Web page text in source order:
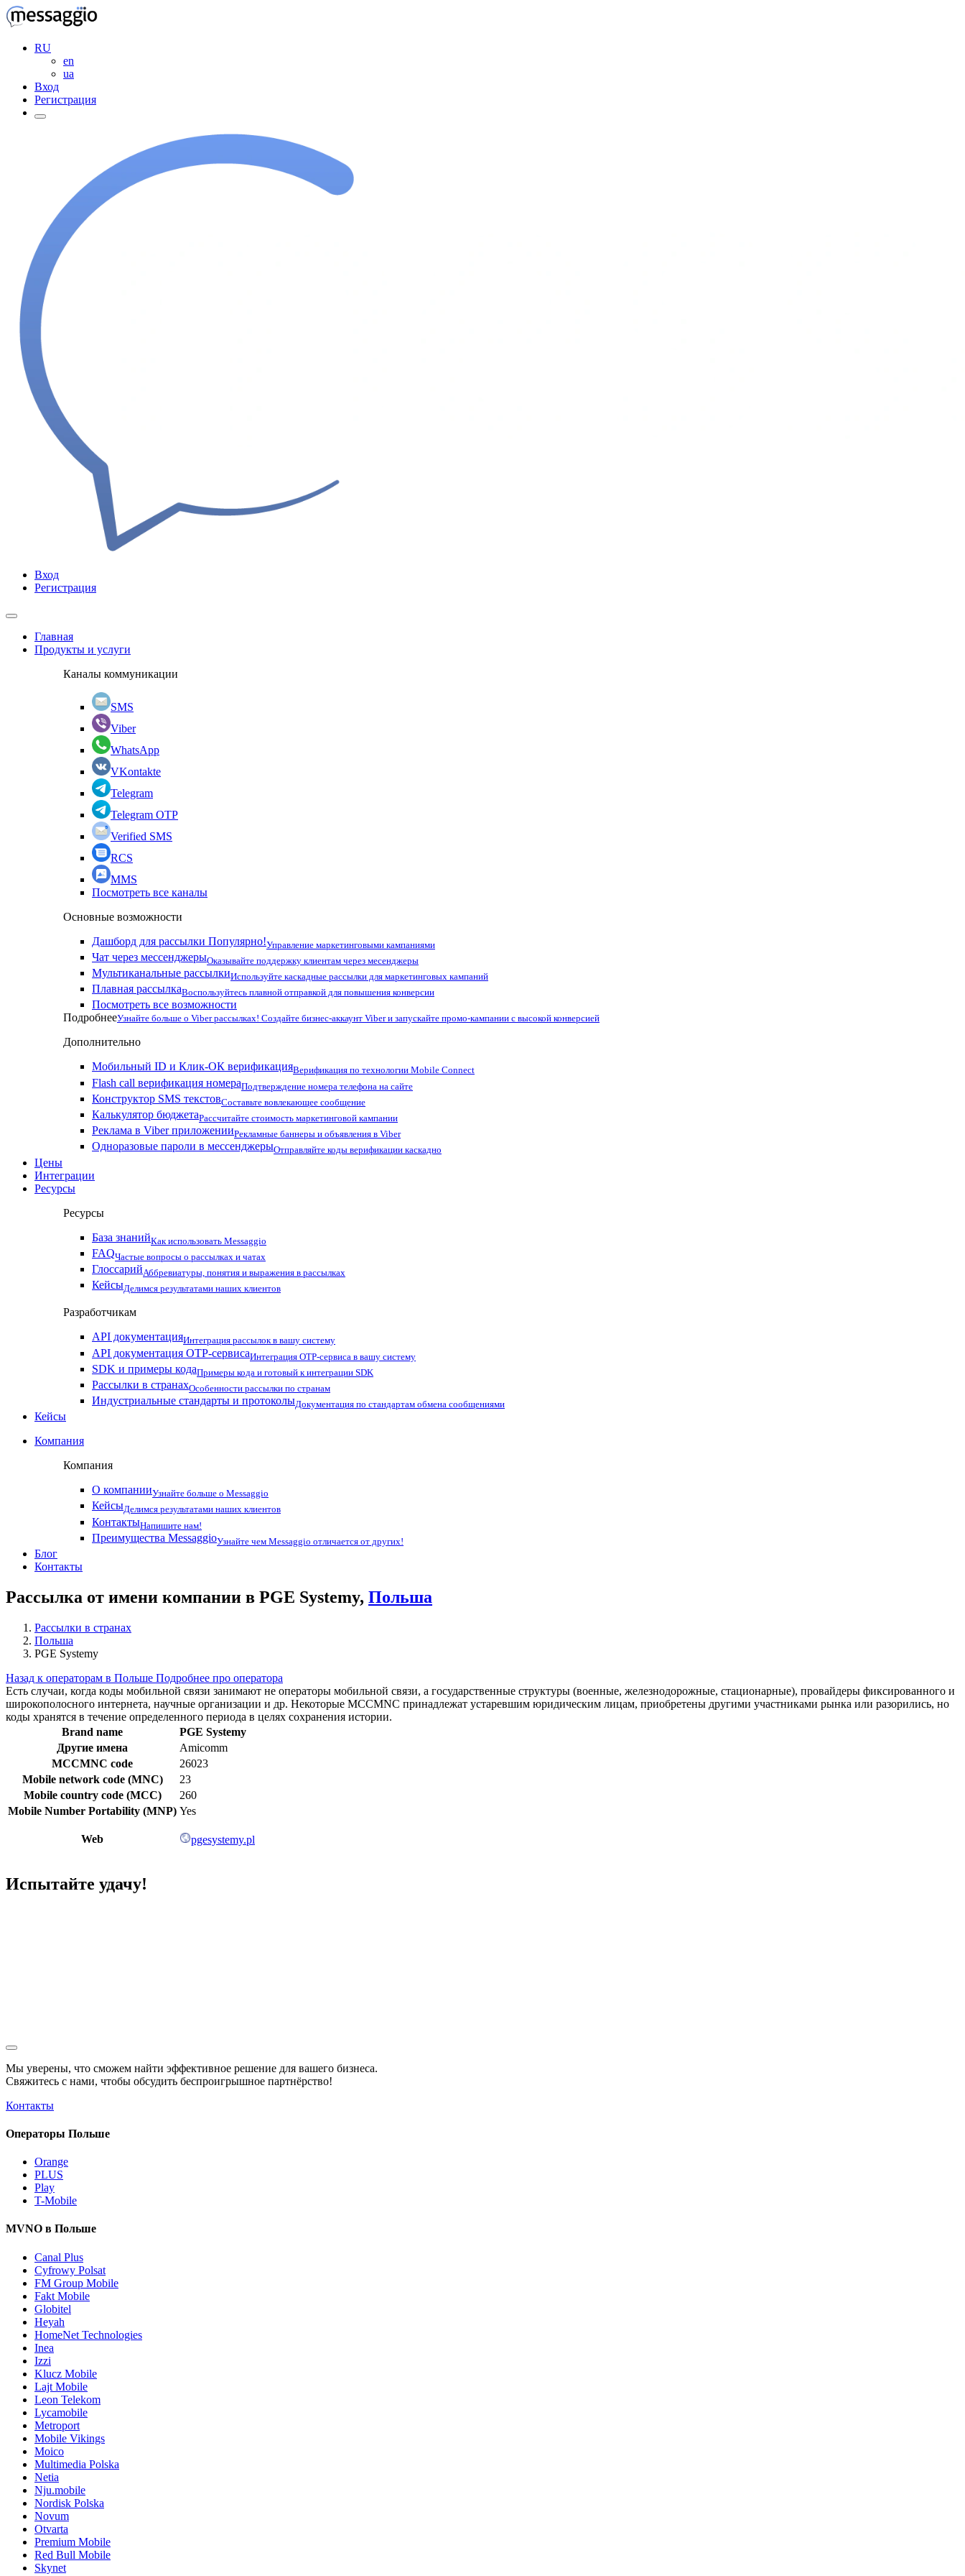
RU
en
ua
Вход
Регистрация
Вход
Регистрация
Главная
Продукты и услуги
Каналы коммуникации
SMS
Viber
WhatsApp
VKontakte
Telegram
Telegram OTP
Verified SMS
RCS
MMS
Посмотреть все каналы
Основные возможности
Дашборд для рассылки Популярно!Управление маркетинговыми кампаниями
Чат через мессенджерыОказывайте поддержку клиентам через месенджеры
Мультиканальные рассылкиИспользуйте каскадные рассылки для маркетинговых кампаний
Плавная рассылкаВоспользуйтесь плавной отправкой для повышения конверсии
Посмотреть все возможности
ПодробнееУзнайте больше о Viber рассылках! Создайте бизнес-аккаунт Viber и запускайте промо-кампании с высокой конверсией
Дополнительно
Мобильный ID и Клик-ОК верификацияВерификация по технологии Mobile Connect
Flash call верификация номераПодтверждение номера телефона на сайте
Конструктор SMS текстовСоставьте вовлекающее сообщение
Калькулятор бюджетаРассчитайте стоимость маркетинговой кампании
Реклама в Viber приложенииРекламные баннеры и объявления в Viber
Одноразовые пароли в мессенджерыОтправляйте коды верификации каскадно
Цены
Интеграции
Ресурсы
Ресурсы
База знанийКак использовать Messaggio
FAQЧастые вопросы о рассылках и чатах
ГлоссарийАббревиатуры, понятия и выражения в рассылках
КейсыДелимся результатами наших клиентов
Разработчикам
API документацияИнтеграция рассылок в вашу систему
API документация OTP-сервисаИнтеграция OTP-сервиса в вашу систему
SDK и примеры кодаПримеры кода и готовый к интеграции SDK
Рассылки в странахОсобенности рассылки по странам
Индустриальные стандарты и протоколыДокументация по стандартам обмена сообщениями
Кейсы
Компания
Компания
О компанииУзнайте больше о Messaggio
КейсыДелимся результатами наших клиентов
КонтактыНапишите нам!
Преимущества MessaggioУзнайте чем Messaggio отличается от других!
Блог
Контакты
Рассылка от имени компании в PGE Systemy, Польша
Рассылки в странах
Польша
PGE Systemy
Назад к операторам в Польше Подробнее про оператора
Есть случаи, когда коды мобильной связи занимают не операторы мобильной связи, а государственные структуры (военные, железнодорожные, стационарные), провайдеры фиксированного и
широкополосного интернета, научные организации и др. Некоторые MCCMNC принадлежат устаревшим юридическим лицам, приобретены другими участниками рынка или разорились, но
коды хранятся в течение определенного периода в целях сохранения истории.
Brand name
PGE Systemy
Другие имена
Amicomm
MCCMNC code
26023
Mobile network code (MNC)
23
Mobile country code (MCC)
260
Mobile Number Portability (MNP) Yes
Web pgesystemy.pl
Испытайте удачу!
Мы уверены, что сможем найти эффективное решение для вашего бизнеса.
Свяжитесь с нами, чтобы обсудить беспроигрышное партнёрство!
Контакты
Операторы Польше
Orange
PLUS
Play
T-Mobile
MVNO в Польше
Canal Plus
Cyfrowy Polsat
FM Group Mobile
Fakt Mobile
Globitel
Heyah
HomeNet Technologies
Inea
Izzi
Klucz Mobile
Lajt Mobile
Leon Telekom
Lycamobile
Metroport
Mobile Vikings
Moico
Multimedia Polska
Netia
Nju.mobile
Nordisk Polska
Novum
Otvarta
Premium Mobile
Red Bull Mobile
Skynet